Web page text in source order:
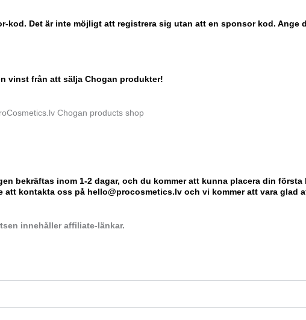
Det är inte möjligt att registrera sig utan att en sponsor kod. Ange
vinst från att sälja Chogan produkter!
bekräftas inom 1-2 dagar, och du kommer att kunna placera din första
kontakta oss på hello@procosmetics.lv och vi kommer att vara glad
innehåller affiliate-länkar.